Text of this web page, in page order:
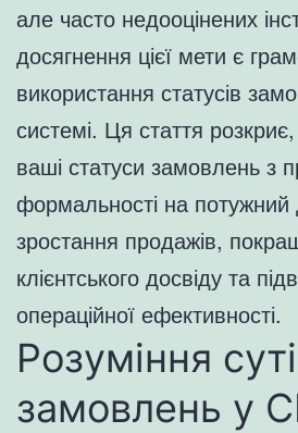
але часто недооцінених
досягнення цієї мети є
використання статусів
системі. Ця стаття
ваші статуси замовлень з
формальності на
зростання продажів,
клієнтського досвіду та
операційної ефективності.
Розуміння
замовлень у